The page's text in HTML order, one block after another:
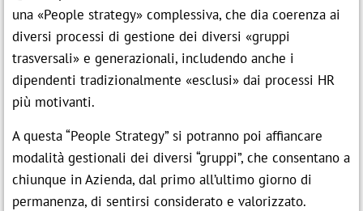
una «People strategy» complessiva, che dia coerenza ai
diversi processi di gestione dei diversi «gruppi
trasversali» e generazionali, includendo anche i
dipendenti tradizionalmente «esclusi» dai processi HR
più motivanti.
A questa “People Strategy” si potranno poi affiancare
modalità gestionali dei diversi “gruppi”, che consentano a
chiunque in Azienda, dal primo all’ultimo giorno di
permanenza, di sentirsi considerato e valorizzato.